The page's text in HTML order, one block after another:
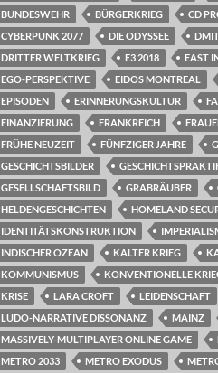
BUNDESWEHR
BÜRGERKRIEG CD
CYBERPUNK 2077
DIE ODYSSEE
DRITTER WELTKRIEG
E3 2018
EAST
EGO-PERSPEKTIVE
EIDOS MONTREAL
EPISODEN
ERINNERUNGSKULTUR
FINANZIERUNG
FRANKREICH
FRÜHE NEUZEIT
FÜNFZIGER JAHRE
GESCHICHTSBILDER
GESELLSCHAFTSBILD
GRABRÄUBER
HELDENGESCHICHTEN
HOMELAND
IDENTITÄTSKONSTRUKTION
INDISCHER OZEAN
KALTER KRIEG
KOMMUNISMUS
KONVENTIONELLE
KRISE
LARA CROFT LEIDENSCHAFT
LUDO-NARRATIVE DISSONANZ
MAINZ
MASSIVELY-MULTIPLAYER ONLINE GAME
METRO 2033
METRO EXODUS